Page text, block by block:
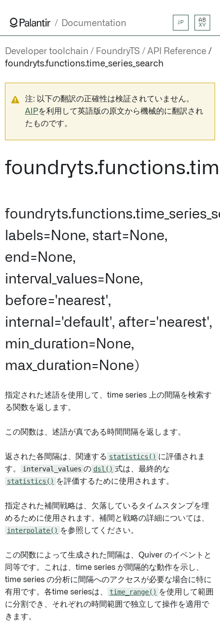
Documentation JP
AB
XY
Developer toolchain FoundryTS
API Reference
foundryts.functions.time_series_search
注: 以下の翻訳の正確性は検証されていません。
AIPを利用して英語版の原文から機械的に翻訳され
たものです。
labels=None, start=None,
end=None,
interval_values=None,
before='nearest',
internal='default', after='nearest',
min_duration=None,
max_duration=None)
指定された述語を使用して、time series 上の間隔を検索す
る関数を返します。
この関数は、述語が真である時間間隔を返します。
返された各間隔は、関連する statistics() に評価されま
す。
interval_values の dsl() 式は、最終的な
statistics() を評価するために使用されます。
指定された補間戦略は、欠落しているタイムスタンプを埋
めるために使用されます。補間と戦略の詳細については、
interpolate() を参照してください。
この関数によって生成された間隔は、Quiver のイベントと
同等です。これは、time series が間隔的な動作を示し、
time series の分析に間隔へのアクセスが必要な場合に特に
有用です。各time seriesは、
time_range() を使用して範囲
に分割でき、それぞれの時間範囲で独立して操作を適用で
きます。